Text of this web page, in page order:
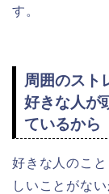
す。
周囲のスト
好きな人が
ているから
好きな人のこ
しいことがな